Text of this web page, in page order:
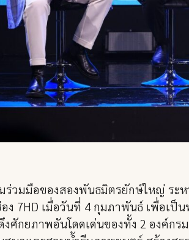
วมมือของสองพันธมิตรยักษ์ใหญ่ ระ
ง 7HD เมื่อวันที่ 4 กุมภาพันธ์ เพื่อเ
งศักยภาพอันโดดเด่นของทั้ง 2 องค์ก